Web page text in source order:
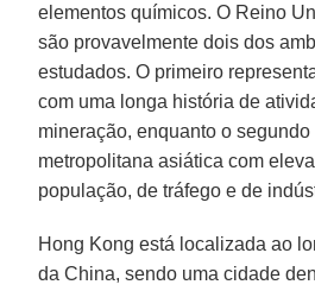
elementos químicos. O Reino
são provavelmente dois dos
estudados. O primeiro
com uma longa história de
mineração, enquanto o
metropolitana asiática com
população, de tráfego e de
Hong Kong está localizada ao
da China, sendo uma cidade